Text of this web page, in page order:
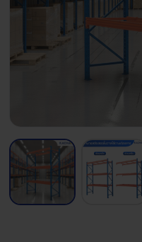
เข้าสู่ระบบ